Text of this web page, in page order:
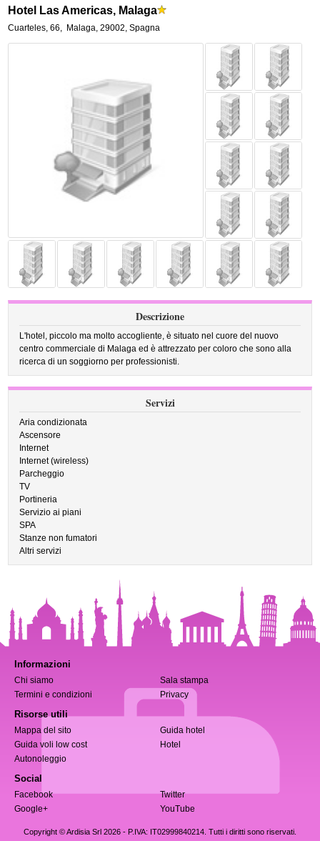
Hotel Las Americas, Malaga
Cuarteles, 66, Malaga,29002, Spagna
Descrizione
L'hotel, piccolo ma molto accogliente, è situato nel cuore del nuovo
centro commerciale di Malaga ed è attrezzato per coloro che sono alla
ricerca di un soggiorno per professionisti.
Servizi
Aria condizionata
Ascensore
Internet
Internet (wireless)
Parcheggio
TV
Portineria
Servizio ai piani
SPA
Stanze non fumatori
Altri servizi
Informazioni
Chi siamo
Sala stampa
Termini e condizioni
Privacy
Risorse utili
Mappa del sito
Guida hotel
Guida voli low cost
Hotel
Autonoleggio
Social
Facebook
Twitter
Google+
YouTube
Copyright © Ardisia Srl 2026 - P.IVA: IT02999840214. Tutti i diritti sono riservati.